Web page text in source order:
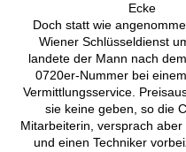
Ecke
Doch statt wie
Wiener Schlüsseldienst
landete der Mann nach
0720er-Nummer bei
Vermittlungsservice.
sie keine geben, so die
Mitarbeiterin, versprach
und einen Techniker